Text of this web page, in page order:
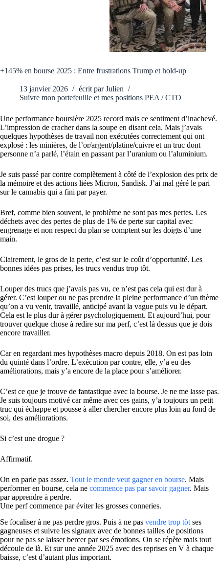
+145% en bourse 2025 : Entre frustrations Trump et hold-up
13 janvier 2026 écrit par Julien
Suivre mon portefeuille et mes positions PEA / CTO
Une performance boursière 2025 record mais ce sentiment d’inachevé.
L’impression de cracher dans la soupe en disant cela. Mais j’avais
quelques hypothèses de travail non exécutées correctement qui ont
explosé : les minières, de l’or/argent/platine/cuivre et un truc dont
personne n’a parlé, l’étain en passant par l’uranium ou l’aluminium.
Je suis passé par contre complètement à côté de l’explosion des prix de
la mémoire et des actions liées Micron, Sandisk. J’ai mal géré le pari
sur le cannabis qui a fini par payer.
Bref, comme bien souvent, le problème ne sont pas mes pertes. Les
déchets avec des pertes de plus de 1% de perte sur capital avec
engrenage et non respect du plan se comptent sur les doigts d’une
main.
Clairement, le gros de la perte, c’est sur le coût d’opportunité. Les
bonnes idées pas prises, les trucs vendus trop tôt.
Louper des trucs que j’avais pas vu, ce n’est pas cela qui est dur à
gérer. C’est louper ou ne pas prendre la pleine performance d’un thème
qu’on a vu venir, travaillé, anticipé avant la vague puis vu le départ.
Cela est le plus dur à gérer psychologiquement. Et aujourd’hui, pour
trouver quelque chose à redire sur ma perf, c’est là dessus que je dois
encore travailler.
Car en regardant mes hypothèses macro depuis 2018. On est pas loin
du quinté dans l’ordre. L’exécution par contre, elle, y’a eu des
améliorations, mais y’a encore de la place pour s’améliorer.
C’est ce que je trouve de fantastique avec la bourse. Je ne me lasse pas.
Je suis toujours motivé car même avec ces gains, y’a toujours un petit
truc qui échappe et pousse à aller chercher encore plus loin au fond de
soi, des améliorations.
Si c’est une drogue ?
Affirmatif.
On en parle pas assez. Tout le monde veut gagner en bourse. Mais
performer en bourse, cela ne commence pas par savoir gagner. Mais
par apprendre à perdre.
Une perf commence par éviter les grosses conneries.
Se focaliser à ne pas perdre gros. Puis à ne pas vendre trop tôt ses
gagneuses et suivre les signaux avec de bonnes tailles de positions
pour ne pas se laisser bercer par ses émotions. On se répète mais tout
découle de là. Et sur une année 2025 avec des reprises en V à chaque
baisse, c’est d’autant plus important.